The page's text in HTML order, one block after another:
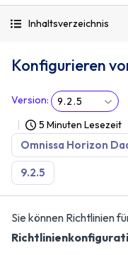
Inhaltsverzeichnis
Konfigurieren
Version: 9.2.5
5 Minuten Lesezeit
Omnissa Horizon
9.2.5
Sie können Richtlinien